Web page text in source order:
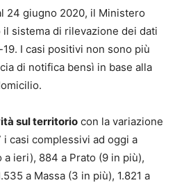
24 giugno 2020, il Ministero
sistema di rilevazione dei dati
I casi positivi non sono più
di notifica bensì in base alla
sul territorio con la variazione
casi complessivi ad oggi a
ieri), 884 a Prato (9 in più),
a Massa (3 in più), 1.821 a